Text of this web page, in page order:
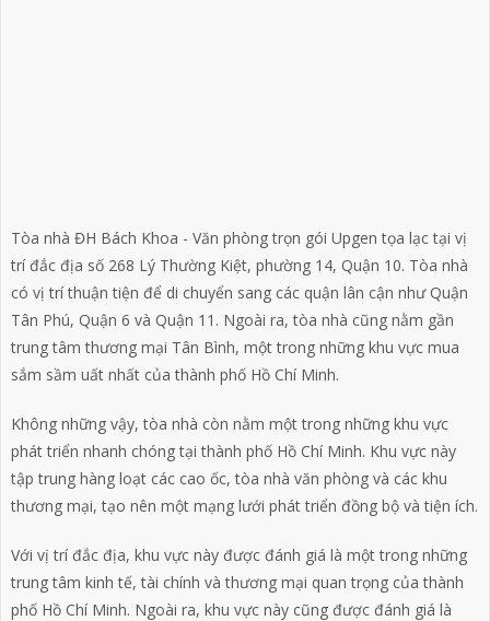
Tòa nhà ĐH Bách Khoa - Văn phòng trọn gói Upgen tọa lạc tại vị
trí đắc địa số 268 Lý Thường Kiệt, phường 14, Quận 10. Tòa nhà
có vị trí thuận tiện để di chuyển sang các quận lân cận như Quận
Tân Phú, Quận 6 và Quận 11. Ngoài ra, tòa nhà cũng nằm gần
trung tâm thương mại Tân Bình, một trong những khu vực mua
sắm sầm uất nhất của thành phố Hồ Chí Minh.
Không những vậy, tòa nhà còn nằm một trong những khu vực
phát triển nhanh chóng tại thành phố Hồ Chí Minh. Khu vực này
tập trung hàng loạt các cao ốc, tòa nhà văn phòng và các khu
thương mại, tạo nên một mạng lưới phát triển đồng bộ và tiện ích.
Với vị trí đắc địa, khu vực này được đánh giá là một trong những
trung tâm kinh tế, tài chính và thương mại quan trọng của thành
phố Hồ Chí Minh. Ngoài ra, khu vực này cũng được đánh giá là